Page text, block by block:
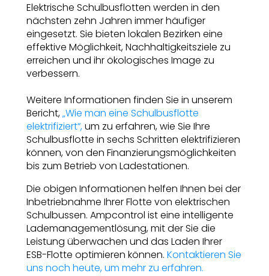
Elektrische Schulbusflotten werden in den
nächsten zehn Jahren immer häufiger
eingesetzt. Sie bieten lokalen Bezirken eine
effektive Möglichkeit, Nachhaltigkeitsziele zu
erreichen und ihr ökologisches Image zu
verbessern.
Weitere Informationen finden Sie in unserem
Bericht,„Wie man eine Schulbusflotte
elektrifiziert“,um zu erfahren, wie Sie Ihre
Schulbusflotte in sechs Schritten elektrifizieren
können, von den Finanzierungsmöglichkeiten
bis zum Betrieb von Ladestationen.
Die obigen Informationen helfen Ihnen bei der
Inbetriebnahme Ihrer Flotte von elektrischen
Schulbussen. Ampcontrol ist eine intelligente
Lademanagementlösung, mit der Sie die
Leistung überwachen und das Laden Ihrer
ESB-Flotte optimieren können.Kontaktieren Sie
uns noch heute, um mehr zu erfahren.